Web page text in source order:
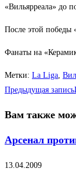
«Вильярреала» до
После этой победы
Фанаты на
Метки: La Liga,
Еще
Предыдущая запись
Вам также
Арсенал
13.04.2009